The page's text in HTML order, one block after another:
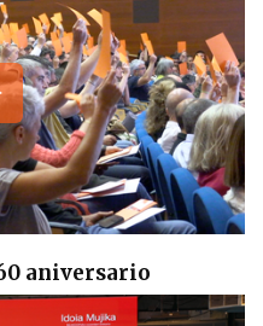
aniversario